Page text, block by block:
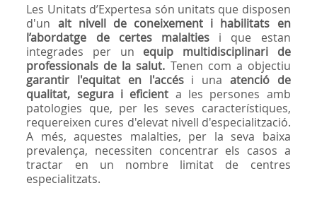
Les Unitats d’Expertesa són unitats que disposen
d'un alt nivell de coneixement i habilitats en
l’abordatge de certes malalties i que estan
integrades per un equip multidisciplinari de
professionals de la salut. Tenen com a objectiu
garantir l'equitat en l'accés i una atenció de
qualitat, segura i eficient a les persones amb
patologies que, per les seves característiques,
requereixen cures d'elevat nivell d'especialització.
A més, aquestes malalties, per la seva baixa
prevalença, necessiten concentrar els casos a
tractar en un nombre limitat de centres
especialitzats.